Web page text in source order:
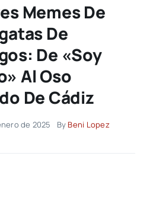
Memes De
De
De «soy
Al Oso
De Cádiz
de 2025 By Beni Lopez